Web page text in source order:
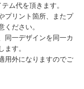
ム代を頂きます。
プリント箇所、またプ
ください。
同一デザインを同一カ
ます。
用外になりますのでご